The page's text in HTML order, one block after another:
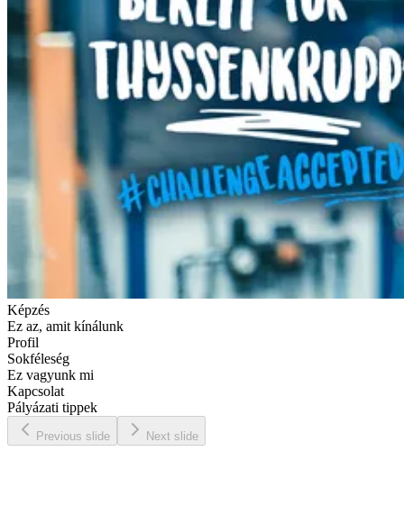
Képzés
Ez az, amit kínálunk
Profil
Sokféleség
Ez vagyunk mi
Kapcsolat
Pályázati tippek
Previous slide Next slide